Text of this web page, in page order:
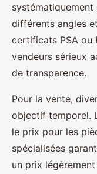
différents angles
certificats PSA ou
vendeurs sérieux
de transparence.
Pour la vente,
objectif temporel.
le prix pour les
spécialisées
un prix